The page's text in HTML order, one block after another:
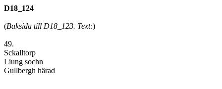
D18_124
(Baksida till D18_123. Text:)
49.
Sckalltorp
Liung sochn
Gullbergh härad